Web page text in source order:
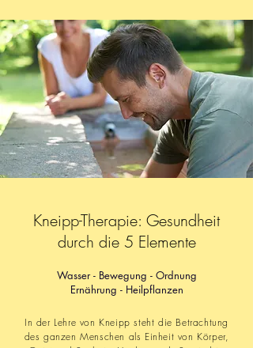
Kneipp-Therapie: Gesundheit
durch die 5 Elemente
Wasser - Bewegung - Ordnung
Ernährung - Heilpflanzen
In der Lehre von Kneipp steht die Betrachtung
des ganzen Menschen als Einheit von Körper,